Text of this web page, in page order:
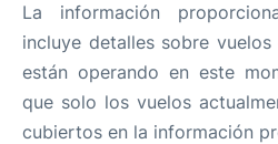
La información
incluye detalles sobre
están operando en este
que solo los vuelos
cubiertos en la información